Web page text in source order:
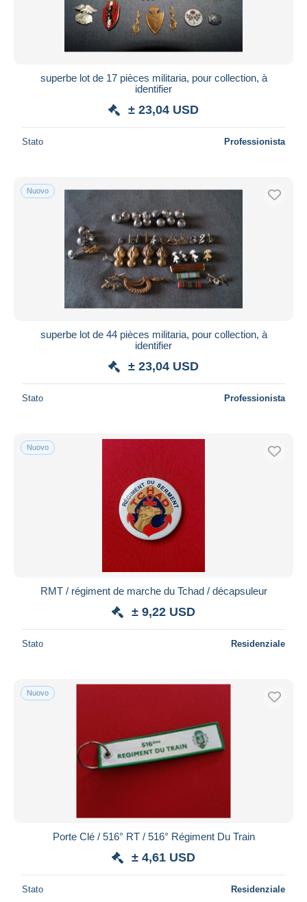
superbe lot de 17 pièces militaria, pour collection, à
identifier
± 23,04 USD
Stato Professionista
Nuovo
superbe lot de 44 pièces militaria, pour collection, à
identifier
± 23,04 USD
Stato Professionista
Nuovo
RMT / régiment de marche du Tchad / décapsuleur
± 9,22 USD
Stato Residenziale
Nuovo
Porte Clé / 516° RT / 516° Régiment Du Train
± 4,61 USD
Stato Residenziale